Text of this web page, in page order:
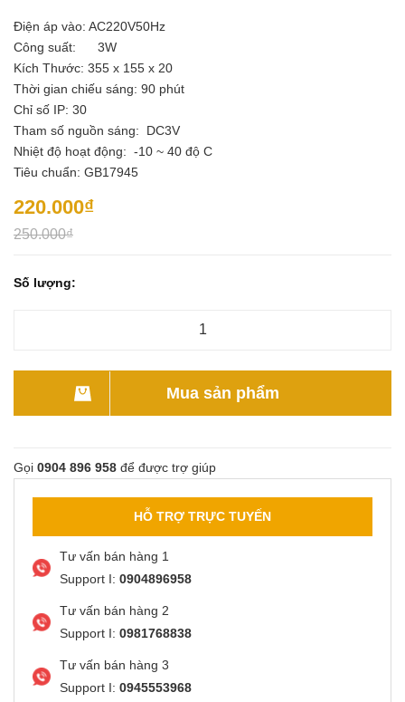
Điện áp vào: AC220V50Hz
Công suất: 3W
Kích Thước: 355 x 155 x 20
Thời gian chiếu sáng: 90 phút
Chỉ số IP: 30
Tham số nguồn sáng: DC3V
Nhiệt độ hoạt động: -10 ~ 40 độ C
Tiêu chuẩn: GB17945
220.000₫
250.000₫
Số lượng:
Mua sản phẩm
Gọi 0904 896 958 để được trợ giúp
HỖ TRỢ TRỰC TUYẾN
Tư vấn bán hàng 1
Support I: 0904896958
Tư vấn bán hàng 2
Support I: 0981768838
Tư vấn bán hàng 3
Support I: 0945553968